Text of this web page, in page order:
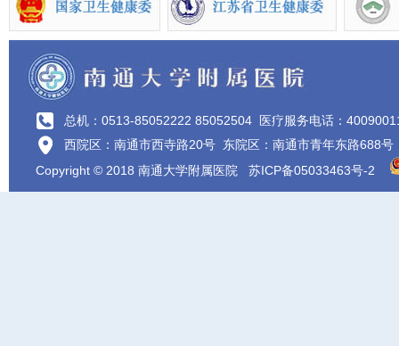
总机：0513-85052222 85052504 医疗服务电话：
西院区：南通市西寺路20号 东院区：南通市青年东路688号
Copyright © 2018 南通大学附属医院 苏ICP备05033463号-2